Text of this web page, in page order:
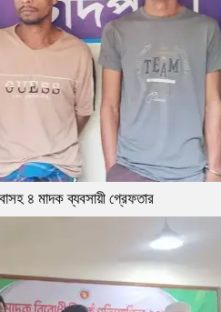
৪ মাদক ব্যবসায়ী গ্রেফতার